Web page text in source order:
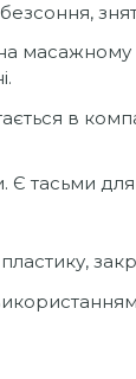
в
тасьми для